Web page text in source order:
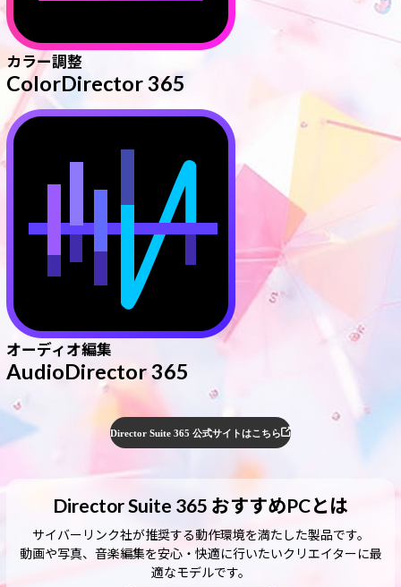
カラー調整
ColorDirector 365
オーディオ編集
AudioDirector 365
Director Suite 365 公式サイトはこちら
Director Suite 365 おすすめPCとは
サイバーリンク社が推奨する動作環境を満たした製品です。
動画や写真、音楽編集を安心・快適に行いたいクリエイターに最
適なモデルです。